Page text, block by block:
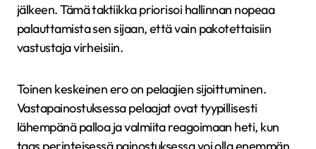
jälkeen. Tämä taktiikka priorisoi hallinnan nopeaa
palauttamista sen sijaan, että vain pakotettaisiin
vastustaja virheisiin.
Toinen keskeinen ero on pelaajien sijoittuminen.
Vastapainostuksessa pelaajat ovat tyypillisesti
lähempänä palloa ja valmiita reagoimaan heti, kun
taas perinteisessä painostuksessa voi olla enemmän